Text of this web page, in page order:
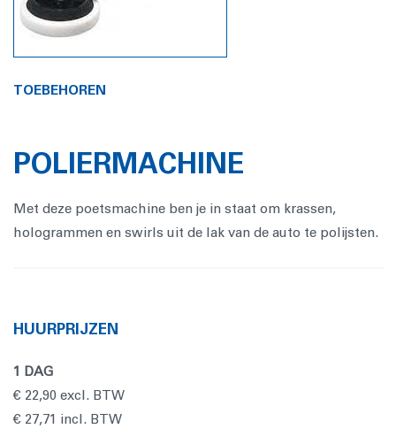
TOEBEHOREN
POLIERMACHINE
Met deze poetsmachine ben je in staat om krassen,
hologrammen en swirls uit de lak van de auto te polijsten.
HUURPRIJZEN
1 DAG
€ 22,90 excl. BTW
€ 27,71 incl. BTW